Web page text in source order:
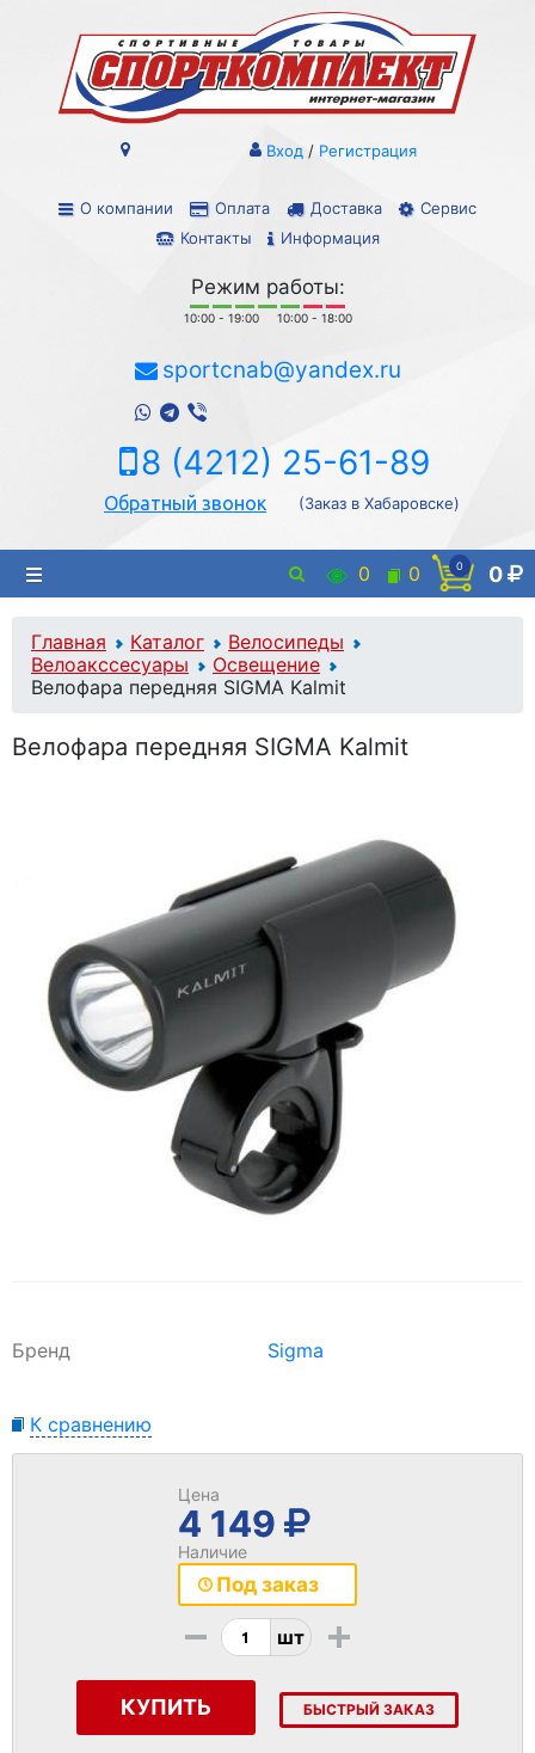
О компании Оплата Доставка
Сервис
Контакты
Информация
Вход / Регистрация
Режим работы:
10:00 - 19:00 10:00 - 18:00
sportcnab@yandex.ru
8 (4212) 25-61-89
Обратный звонок (Заказ в Хабаровске)
0 0 0 0
Главная Каталог
Велосипеды
Велоакссесуары
Освещение
Велофара передняя SIGMA Kalmit
Велофара передняя SIGMA Kalmit
Бренд Sigma
К сравнению
Цена
4 149
Наличие
Под заказ
- шт +
КУПИТЬ БЫСТРЫЙ ЗАКАЗ